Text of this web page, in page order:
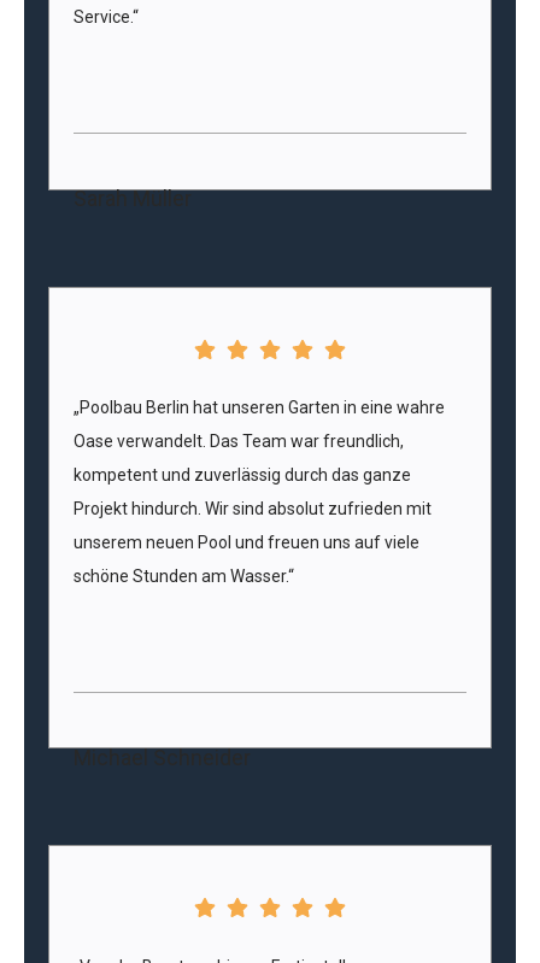
Service.“
Sarah Müller
„Poolbau Berlin hat unseren Garten in eine wahre
Oase verwandelt. Das Team war freundlich,
kompetent und zuverlässig durch das ganze
Projekt hindurch. Wir sind absolut zufrieden mit
unserem neuen Pool und freuen uns auf viele
schöne Stunden am Wasser.“
Michael Schneider